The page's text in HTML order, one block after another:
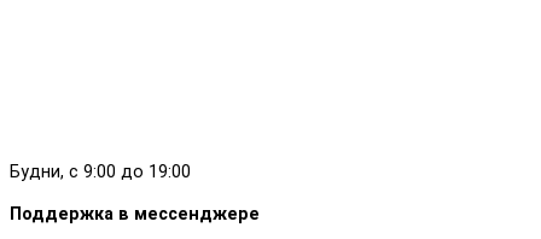
Будни, с 9:00 до 19:00
Поддержка в мессенджере